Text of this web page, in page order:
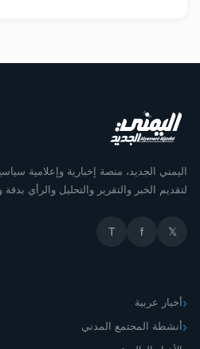
اليمني الجديد، منصة إخبارية وإعلامية
لتقديم الخبر والتقرير والتحليل والرأي
𝕏
f
T
أخبار عربية
أنشطة المجتمع المدني